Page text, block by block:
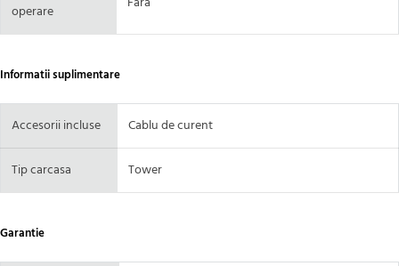
operare
Informatii suplimentare
Accesorii incluse Cablu de curent
Tip carcasa Tower
Garantie